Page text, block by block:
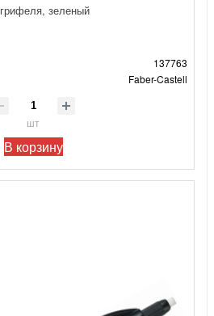
зеленый
137763
Faber-Castell
шт
В корзину